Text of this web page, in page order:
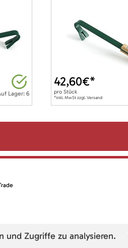
Lager: 6
42,60€*
pro Stück
*inkl. MwSt zzgl. Versand
und Zugriffe zu analysieren.